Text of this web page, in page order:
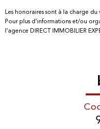
Les honoraires sont à la charge du
Pour plus d'informations et/ou
l'agence DIRECT IMMOBILIER